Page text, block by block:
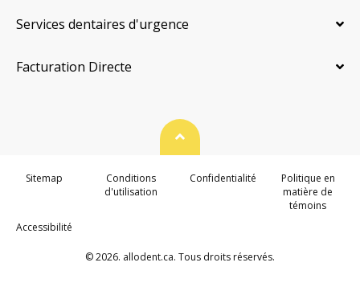
Services dentaires d'urgence
Facturation Directe
© 2026. allodent.ca. Tous droits réservés.
Haut de page
Sitemap
Conditions
d'utilisation
Confidentialité
Politique en
matière de
témoins
Accessibilité